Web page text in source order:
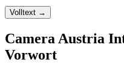
Volltext →
Camera Austria
Vorwort